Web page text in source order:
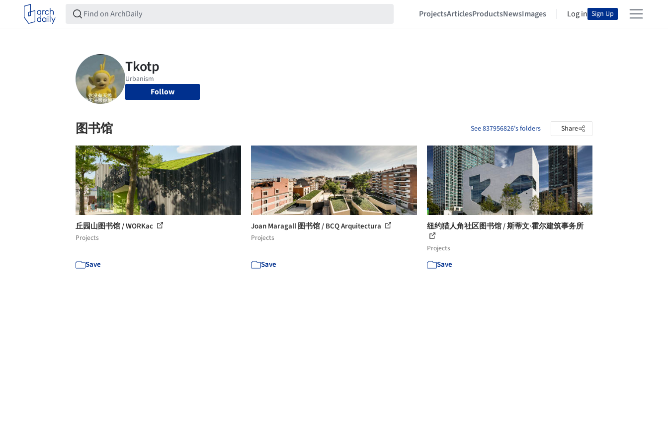
ProjectsArticlesProductsNewsImages Log in Sign Up
Follow
图书馆 See 837956826's folders Share
丘园山图书馆 / WORKac
Projects
Save
Joan Maragall 图书馆 / BCQ Arquitectura
Projects
Save
纽约猎人角社区图书馆 / 斯蒂文·霍尔建筑事务所
Projects
Save